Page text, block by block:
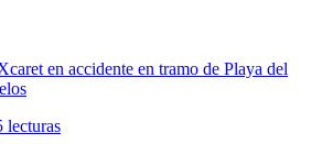
en accidente en tramo de Playa del
lecturas